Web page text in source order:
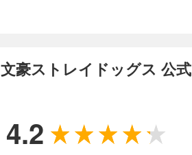
文豪ストレイドッグス 公
4.2